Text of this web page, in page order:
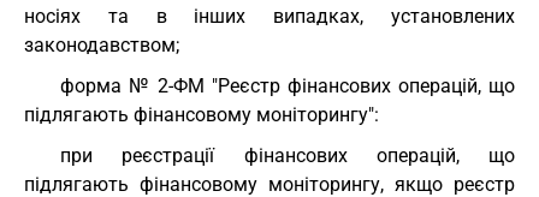
носіях та в інших випадках, установлених
законодавством;
форма № 2-ФМ "Реєстр фінансових операцій, що
підлягають фінансовому моніторингу":
при реєстрації фінансових операцій, що
підлягають фінансовому моніторингу, якщо реєстр